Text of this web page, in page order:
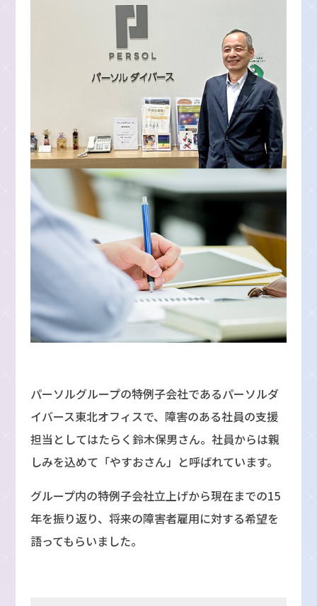
パーソルグループの特例子会社であるパーソルダ
イバース東北オフィスで、障害のある社員の支援
担当としてはたらく鈴木保男さん。社員からは親
しみを込めて「やすおさん」と呼ばれています。
グループ内の特例子会社立上げから現在までの15
年を振り返り、将来の障害者雇用に対する希望を
語ってもらいました。